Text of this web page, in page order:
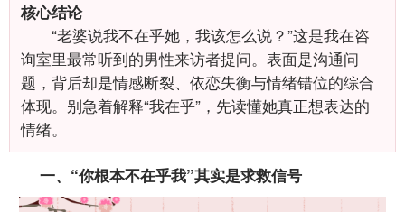
核心结论
“老婆说我不在乎她，我该怎么说？”这是我在咨
询室里最常听到的男性来访者提问。表面是沟通问
题，背后却是情感断裂、依恋失衡与情绪错位的综合
体现。别急着解释“我在乎”，先读懂她真正想表达的
情绪。
一、“你根本不在乎我”其实是求救信号